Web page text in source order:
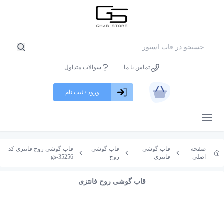
تماس با ما سوالات متداول
باز کردن منو
ورود / ثبت نام
صفحه
اصلی
قاب گوشی
فانتزی
قاب گوشی
روح
قاب گوشی روح فانتزی کد
gs-35256
قاب گوشی روح فانتزی